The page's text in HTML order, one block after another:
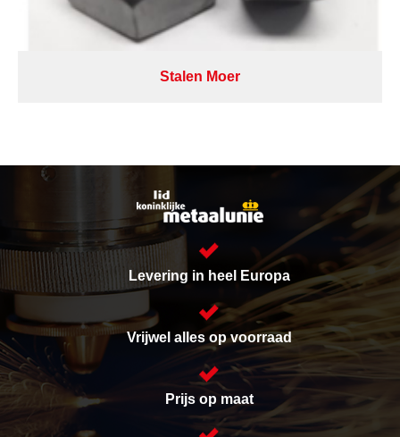
Stalen Moer
Levering in heel Europa
Vrijwel alles op voorraad
Prijs op maat